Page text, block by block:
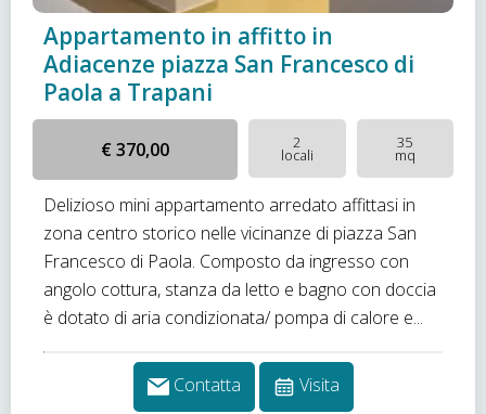
Appartamento in affitto in
Adiacenze piazza San Francesco di
Paola a Trapani
€ 370,00 2
locali
35
mq
Delizioso mini appartamento arredato affittasi in
zona centro storico nelle vicinanze di piazza San
Francesco di Paola. Composto da ingresso con
angolo cottura, stanza da letto e bagno con doccia
è dotato di aria condizionata/ pompa di calore e...
Contatta Visita